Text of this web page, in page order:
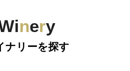
nery
ナリーを探す